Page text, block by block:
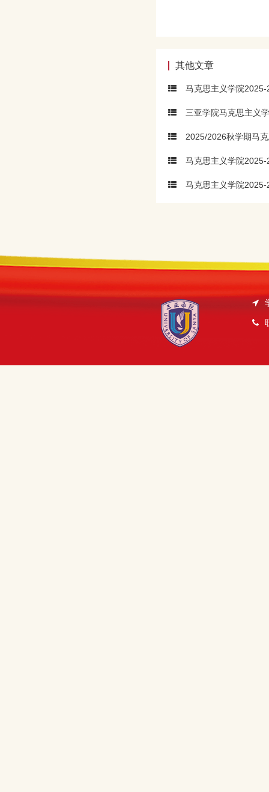
其他文章
马克思主义学院
三亚学院马克思主义
2025/2026秋学期马
马克思主义学院
马克思主义学院